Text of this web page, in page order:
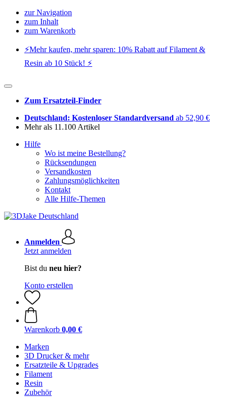
zur Navigation
zum Inhalt
zum Warenkorb
⚡️Mehr kaufen, mehr sparen: 10% Rabatt auf Filament &
Resin ab 10 Stück! ⚡️
Zum Ersatzteil-Finder
Deutschland: Kostenloser Standardversand ab 52,90 €
Mehr als 11.100 Artikel
Hilfe
Wo ist meine Bestellung?
Rücksendungen
Versandkosten
Zahlungsmöglichkeiten
Kontakt
Alle Hilfe-Themen
Anmelden
Jetzt anmelden
Bist du neu hier?
Konto erstellen
Warenkorb 0,00 €
Marken
3D Drucker & mehr
Ersatzteile & Upgrades
Filament
Resin
Zubehör